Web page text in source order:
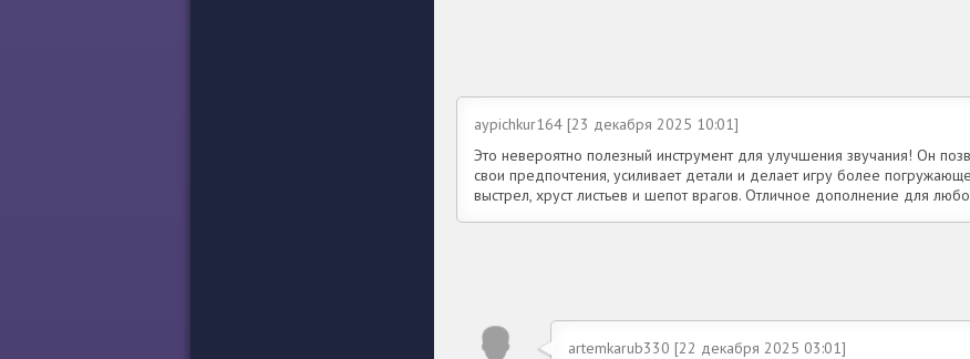
aypichkur164 [23 декабря 2025 10:01]
Это невероятно полезный инструмент для улучшения звучания! Он
свои предпочтения, усиливает детали и делает игру более
выстрел, хруст листьев и шепот врагов. Отличное дополнение для
artemkarub330 [22 декабря 2025 03:01]